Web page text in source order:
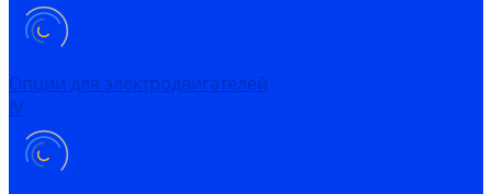
Опции для электродвигателей
IV